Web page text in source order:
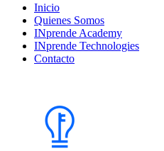
Menu
Inicio
Quienes Somos
INprende Academy
INprende Technologies
Contacto